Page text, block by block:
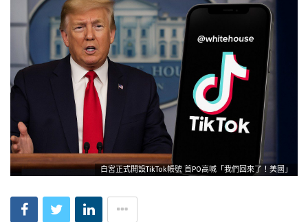
白宮正式開設TikTok帳號 首PO高喊「我們回來了！美國」